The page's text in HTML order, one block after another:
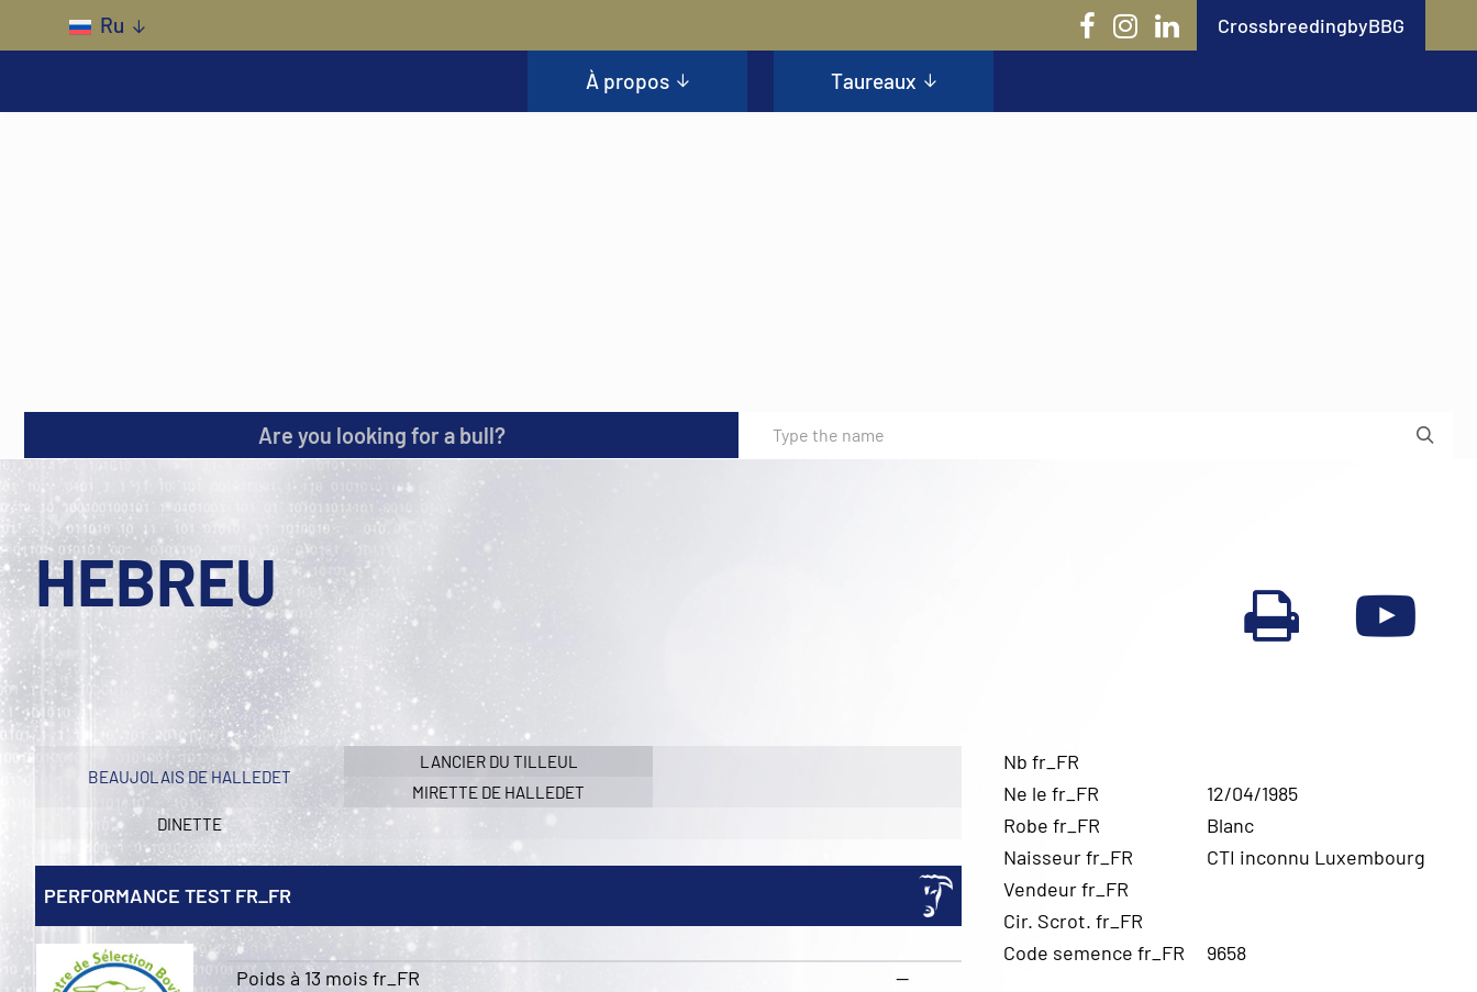
Skip to main content
Ru CrossbreedingbyBBG
À propos Taureaux
Are you looking for a bull?
HEBREU
BEAUJOLAIS DE HALLEDET
LANCIER DU TILLEUL
MIRETTE DE HALLEDET
DINETTE
PERFORMANCE TEST FR_FR
Poids à 13 mois fr_FR
—
Nb fr_FR
Ne le fr_FR
12/04/1985
Robe fr_FR
Blanc
Naisseur fr_FR
CTI inconnu Luxembourg
Vendeur fr_FR
Cir. Scrot. fr_FR
Code semence fr_FR
9658